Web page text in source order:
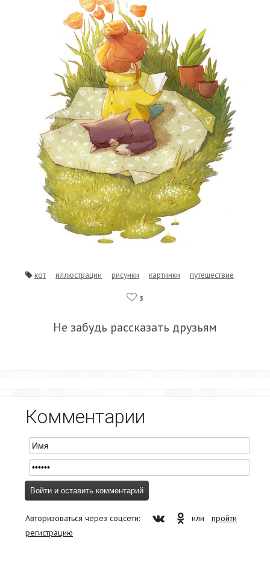
кот иллюстрации рисунки картинки путешествие
3
Не забудь рассказать друзьям
Комментарии
Авторизоваться через соцсети: или пройти
регистрацию